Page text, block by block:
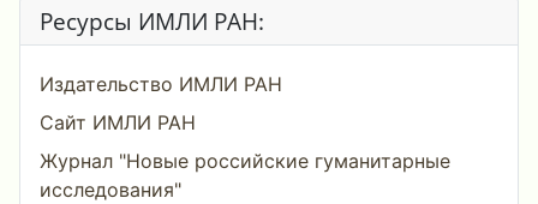
Ресурсы ИМЛИ РАН:
Издательство ИМЛИ РАН
Сайт ИМЛИ РАН
Журнал "Новые российские гуманитарные
исследования"